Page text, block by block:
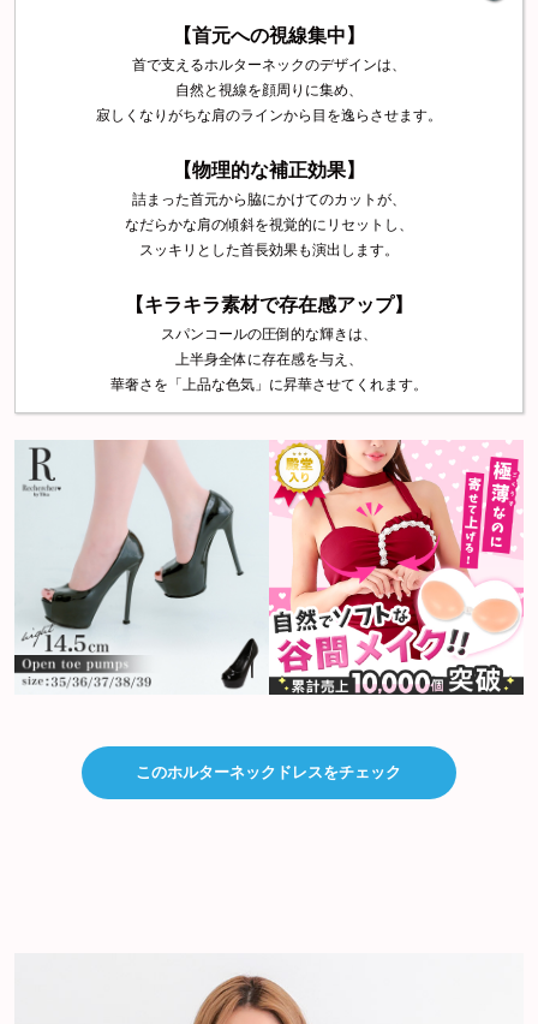
【首元への視線集中】
首で支えるホルターネックのデザインは、
自然と視線を顔周りに集め、
寂しくなりがちな肩のラインから目を逸らさせます。
【物理的な補正効果】
詰まった首元から脇にかけてのカットが、
なだらかな肩の傾斜を視覚的にリセットし、
スッキリとした首長効果も演出します。
【キラキラ素材で存在感アップ】
スパンコールの圧倒的な輝きは、
上半身全体に存在感を与え、
華奢さを「上品な色気」に昇華させてくれます。
このホルターネックドレスをチェック